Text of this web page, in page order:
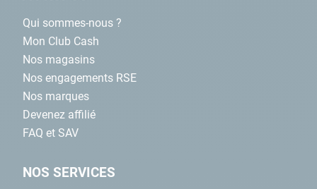
Qui sommes-nous ?
Mon Club Cash
Nos magasins
Nos engagements RSE
Nos marques
Devenez affilié
FAQ et SAV
NOS SERVICES